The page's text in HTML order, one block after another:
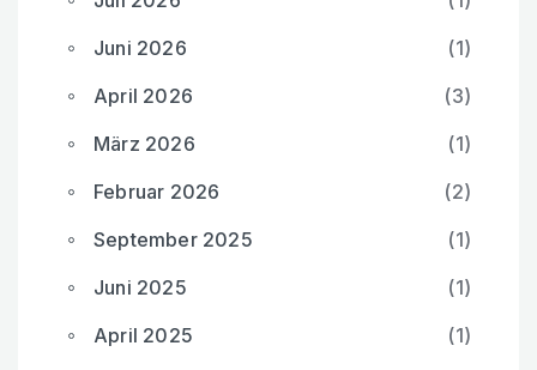
Juni 2026
(1)
April 2026
(3)
März 2026
(1)
Februar 2026
(2)
September 2025
(1)
Juni 2025
(1)
April 2025
(1)